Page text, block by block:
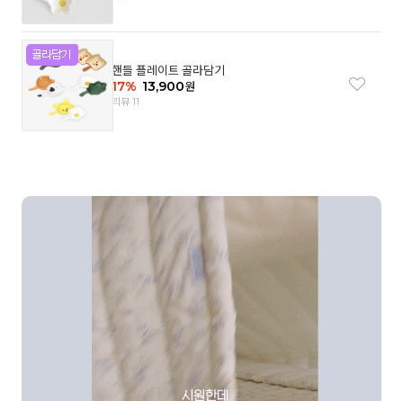
핸들 플레이트 골라담기
17% 13,900원
리뷰 11